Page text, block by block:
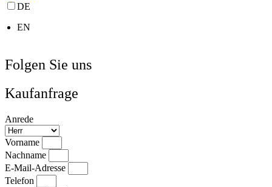
DE
EN
Folgen Sie uns
Kaufanfrage
Anrede
Vorname
Nachname
E-Mail-Adresse
Telefon